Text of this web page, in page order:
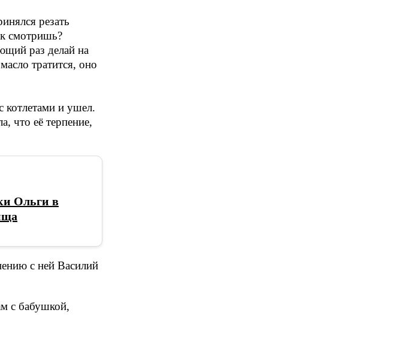
резать
смотришь?
раз делай на
тратится, оно
котлетами и ушел.
что её терпение,
Ольги в
с ней Василий
с бабушкой,